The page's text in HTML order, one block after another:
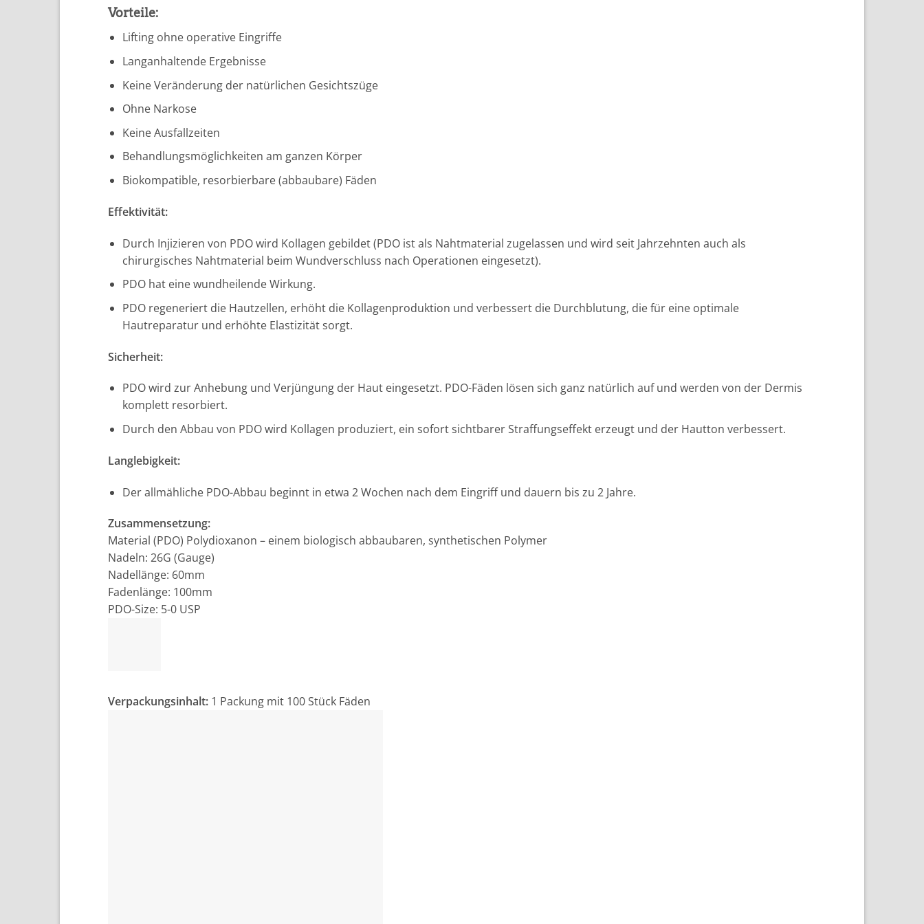
Vorteile:
Lifting ohne operative Eingriffe
Langanhaltende Ergebnisse
Keine Veränderung der natürlichen Gesichtszüge
Ohne Narkose
Keine Ausfallzeiten
Behandlungsmöglichkeiten am ganzen Körper
Biokompatible, resorbierbare (abbaubare) Fäden
Effektivität:
Durch Injizieren von PDO wird Kollagen gebildet (PDO ist als Nahtmaterial zugelassen und wird seit Jahrzehnten auch als
chirurgisches Nahtmaterial beim Wundverschluss nach Operationen eingesetzt).
PDO hat eine wundheilende Wirkung.
PDO regeneriert die Hautzellen, erhöht die Kollagenproduktion und verbessert die Durchblutung, die für eine optimale
Hautreparatur und erhöhte Elastizität sorgt.
Sicherheit:
PDO wird zur Anhebung und Verjüngung der Haut eingesetzt. PDO-Fäden lösen sich ganz natürlich auf und werden von der Dermis
komplett resorbiert.
Durch den Abbau von PDO wird Kollagen produziert, ein sofort sichtbarer Straffungseffekt erzeugt und der Hautton verbessert.
Langlebigkeit:
Der allmähliche PDO-Abbau beginnt in etwa 2 Wochen nach dem Eingriff und dauern bis zu 2 Jahre.
Zusammensetzung:
Material (PDO) Polydioxanon – einem biologisch abbaubaren, synthetischen Polymer
Nadeln: 26G (Gauge)
Nadellänge: 60mm
Fadenlänge: 100mm
PDO-Size: 5-0 USP
Verpackungsinhalt: 1 Packung mit 100 Stück Fäden